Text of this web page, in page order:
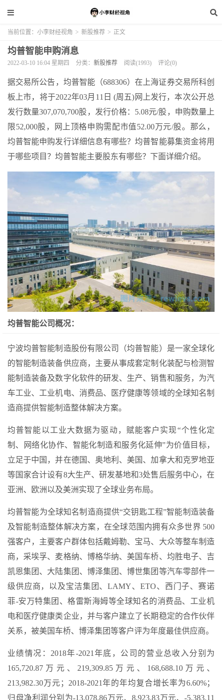
当前位置： 小李财经视角 > 新股推荐 > 正文
均普智能申购消息
2022-03-10 16:04 星期四 分类： 新股推荐 阅读(1993) 评论(0)
据交易所公告，均普智能（688306）在上海证券交易所科创
板上市，将于2022年03月11日 (周五)网上发行，本次公开总
发行数量307,070,700股，发行价格：5.08元/股，申购数量上
限52,000股，网上顶格申购需配市值52.00万元/股。那么，
均普智能申购发行详细信息有哪些？均普智能募集资金将用
于哪些项目？均普智能主要股东有哪些？下面详细介绍。
均普智能公司概况：
宁波均普智能制造股份有限公司（均普智能）是一家全球化
的智能制造装备供应商，主要从事成套定制化装配与检测智
能制造装备及数字化软件的研发、生产、销售和服务，为汽
车工业、工业机电、消费品、医疗健康等领域的全球知名制
造商提供智能制造整体解决方案。
均普智能以工业大数据为驱动，赋能客户实现“个性化定
制、网络化协作、智能化制造和服务化延伸”为价值目标，
立足于中国，并在德国、奥地利、美国、加拿大和克罗地亚
等国家合计设有8大生产、研发基地和3处售后服务中心，在
亚洲、欧洲以及美洲实现了全球业务布局。
均普智能为全球知名制造商提供“交钥匙工程”智能制造装备
及智能制造整体解决方案，在全球范围内拥有众多世界 500
强客户，主要客户群体包括戴姆勒、宝马、大众等整车制造
商，采埃孚、麦格纳、博格华纳、美国车桥、均胜电子、吉
凯恩集团、大陆集团、博泽集团、博世集团等汽车零部件一
级供应商，以及宝洁集团、LAMY、ETO、西门子、赛诺
菲-安万特集团、格雷斯海姆等全球知名的消费品、工业机
电和医疗健康类企业，并与客户建立了长期稳定的合作伙伴
关系，被美国车桥、博泽集团等客户评为年度最佳供应商。
业绩情况：2018年-2021年底，公司的营业总收入分别为
165,720.87万元、219,309.85万元、168,688.10万元、
213,982.30万元；2018-2021年的年均复合增长率为6.60%；
归母净利润分别为-13,078.86万元、8,923.83万元、-5,383.11